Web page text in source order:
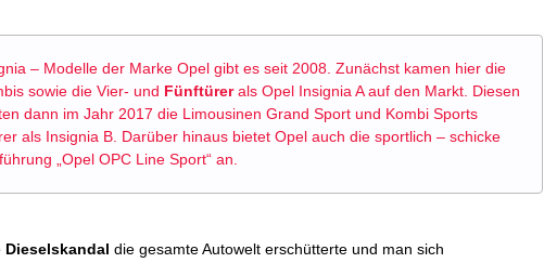
– Modelle der Marke Opel gibt es seit 2008. Zunächst kamen hier die
sowie die Vier- und Fünftürerals Opel Insignia A auf den Markt. Diesen
dann im Jahr 2017 die Limousinen Grand Sport und Kombi Sports
als Insignia B. Darüber hinaus bietet Opel auch die sportlich – schicke
„Opel OPC Line Sport“ an.
Dieselskandal die gesamte Autowelt erschütterte und man sich